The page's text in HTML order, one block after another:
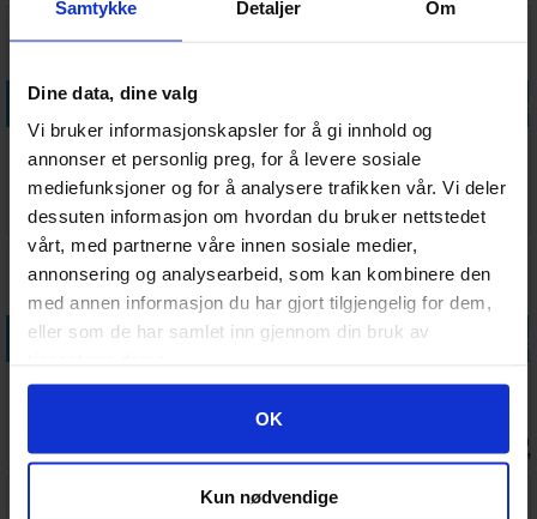
Samtykke Detaljer Om
Dine data, dine valg
Vi bruker informasjonskapsler for å gi innhold og
annonser et personlig preg, for å levere sosiale
mediefunksjoner og for å analysere trafikken vår. Vi deler
dessuten informasjon om hvordan du bruker nettstedet
vårt, med partnerne våre innen sosiale medier,
annonsering og analysearbeid, som kan kombinere den
med annen informasjon du har gjort tilgjengelig for dem,
eller som de har samlet inn gjennom din bruk av
Googles retningslinjer for personvern
OK
Kun nødvendige
Legg i handlekurven
Sleeves
Matte Forest
Green x100
66x91
128,- Antall på
lager:2
Legg i handlekurven
Boulder 60+
Clear
88,- Antall på
lager:20+
Standard Card
Game Value
Pack 66x91
x200
149,- Antall på
lager:6
Precise-Fit
Side-Loading
Klar 64x89
49,- Antall på
lager:
Legg i handlekurven
Ringperm
224,- lager:6
Legg i handlekurven
Sleeves
Sapphire x100
66x91
114,- lager:16
Legg i handlekurven
Sleeves
66x91
114,- lager:20+
Legg i
Magic
Classic
189,- Antall på
lager:20+